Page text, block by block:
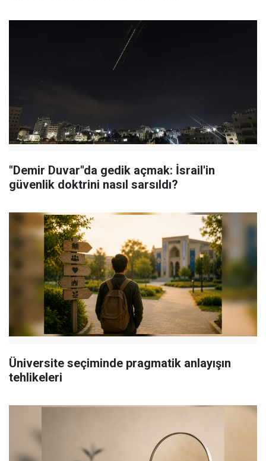
"Demir Duvar"da gedik açmak: İsrail'in
güvenlik doktrini nasıl sarsıldı?
Üniversite seçiminde pragmatik anlayışın
tehlikeleri